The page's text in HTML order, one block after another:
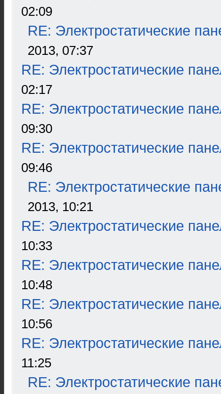
02:09
RE: Электростатические
2013, 07:37
RE: Электростатические
02:17
RE: Электростатические
09:30
RE: Электростатические
09:46
RE: Электростатические
2013, 10:21
RE: Электростатические
10:33
RE: Электростатические
10:48
RE: Электростатические
10:56
RE: Электростатические
11:25
RE: Электростатические